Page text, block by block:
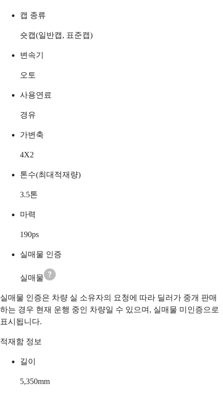
캡 종류
숏캡(일반캡, 표준캡)
변속기
오토
사용연료
경유
가변축
4X2
톤수(최대적재량)
3.5톤
마력
190ps
실매물 인증
실매물
실매물 인증은 차량 실 소유자의 요청에 따라 딜러가 중개 판매
하는 경우 현재 운행 중인 차량일 수 있으며, 실매물 미인증으로
표시됩니다.
적재함 정보
길이
5,350mm